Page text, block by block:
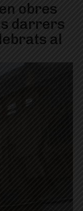
obres
darrers
al